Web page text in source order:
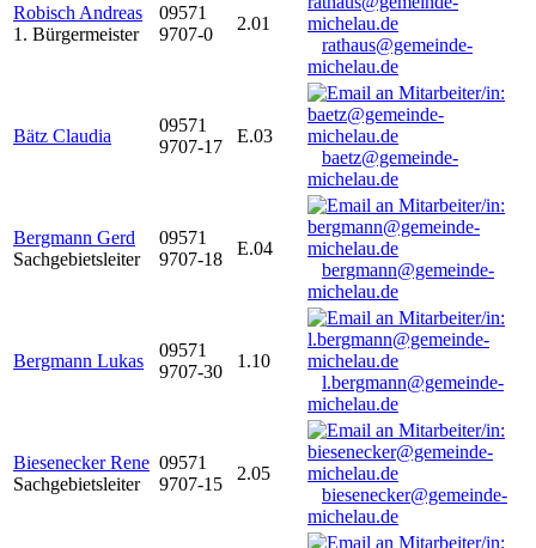
Robisch Andreas
1. Bürgermeister
09571
9707-0
2.01
rathaus@gemeinde-
michelau.de
Bätz Claudia
09571
9707-17
E.03
baetz@gemeinde-
michelau.de
Bergmann Gerd
Sachgebietsleiter
09571
9707-18
E.04
bergmann@gemeinde-
michelau.de
Bergmann Lukas
09571
9707-30
1.10
l.bergmann@gemeinde-
michelau.de
Biesenecker Rene
Sachgebietsleiter
09571
9707-15
2.05
biesenecker@gemeinde-
michelau.de